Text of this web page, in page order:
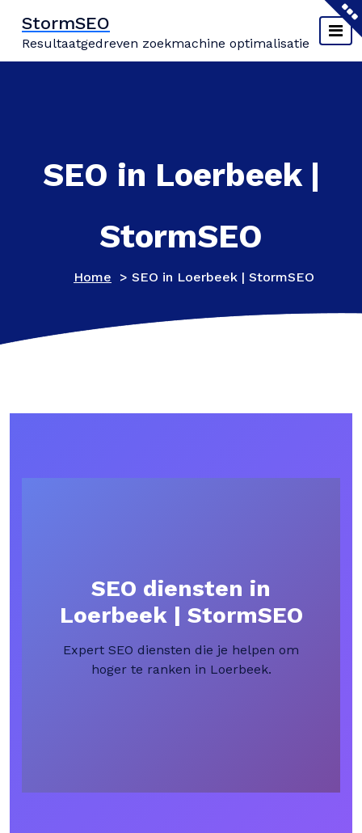
inhoud
springen
StormSEO
Resultaatgedreven zoekmachine optimalisatie
SEO in Loerbeek |
StormSEO
Home > SEO in Loerbeek | StormSEO
SEO diensten in
Loerbeek | StormSEO
Expert SEO diensten die je helpen om
hoger te ranken in Loerbeek.